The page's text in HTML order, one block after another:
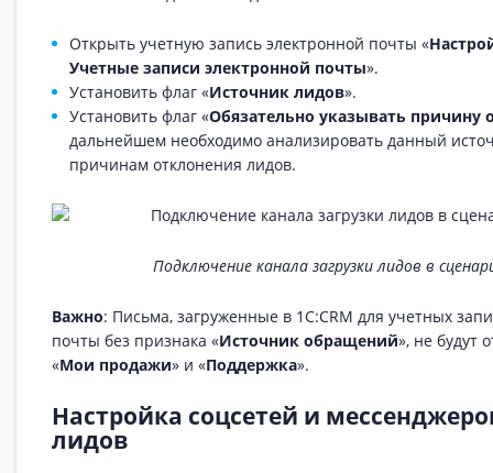
Открыть учетную запись электронной почты «
Учетные записи электронной почты».
Установить флаг «Источник лидов».
Установить флаг «Обязательно указывать причину
дальнейшем необходимо анализировать данный
причинам отклонения лидов.
Подключение канала загрузки лидов в
Важно: Письма, загруженные в 1С:CRM для учетных
почты без признака «Источник обращений», не будут
«Мои продажи» и «Поддержка».
Настройка соцсетей и
лидов